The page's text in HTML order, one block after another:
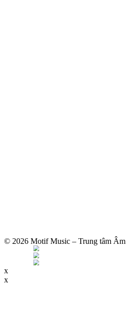
© 2026 Motif Music – Trung tâm Âm
x
x